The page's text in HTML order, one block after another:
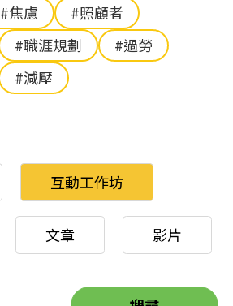
#焦慮
#照顧者
#職涯規劃
#過勞
#減壓
互動工作坊
文章 影片